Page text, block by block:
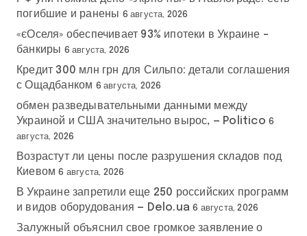
погибшие и ранены 6 августа, 2026
«єОселя» обеспечивает 93% ипотеки в Украине –
банкиры 6 августа, 2026
Кредит 300 млн грн для Сильпо: детали соглашения
с Ощадбанком 6 августа, 2026
обмен разведывательными данными между
Украиной и США значительно вырос, — Politico 6
августа, 2026
Возрастут ли цены после разрушения складов под
Киевом 6 августа, 2026
В Украине запретили еще 250 российских программ
и видов оборудования — Delo.ua 6 августа, 2026
Залужный объяснил свое громкое заявление о